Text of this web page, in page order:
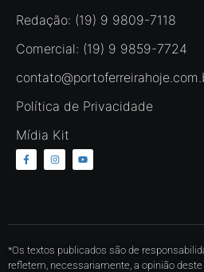
Redação: (19) 9 9809-7118
Comercial: (19) 9 9859-7724
Política de Privacidade
Mídia Kit
*Os textos publicados são de
refletem, necessariamente, a opinião